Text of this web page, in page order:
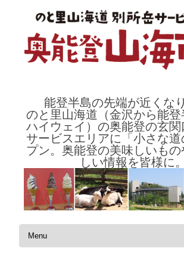
能登半島の先端が近くな
のと里山海道（金沢から能
ハイウェイ）の奥能登の玄
サービスエリアに「小さな
プン。奥能登の美味しいも
しい情報を皆様に。
コンテンツへスキップ